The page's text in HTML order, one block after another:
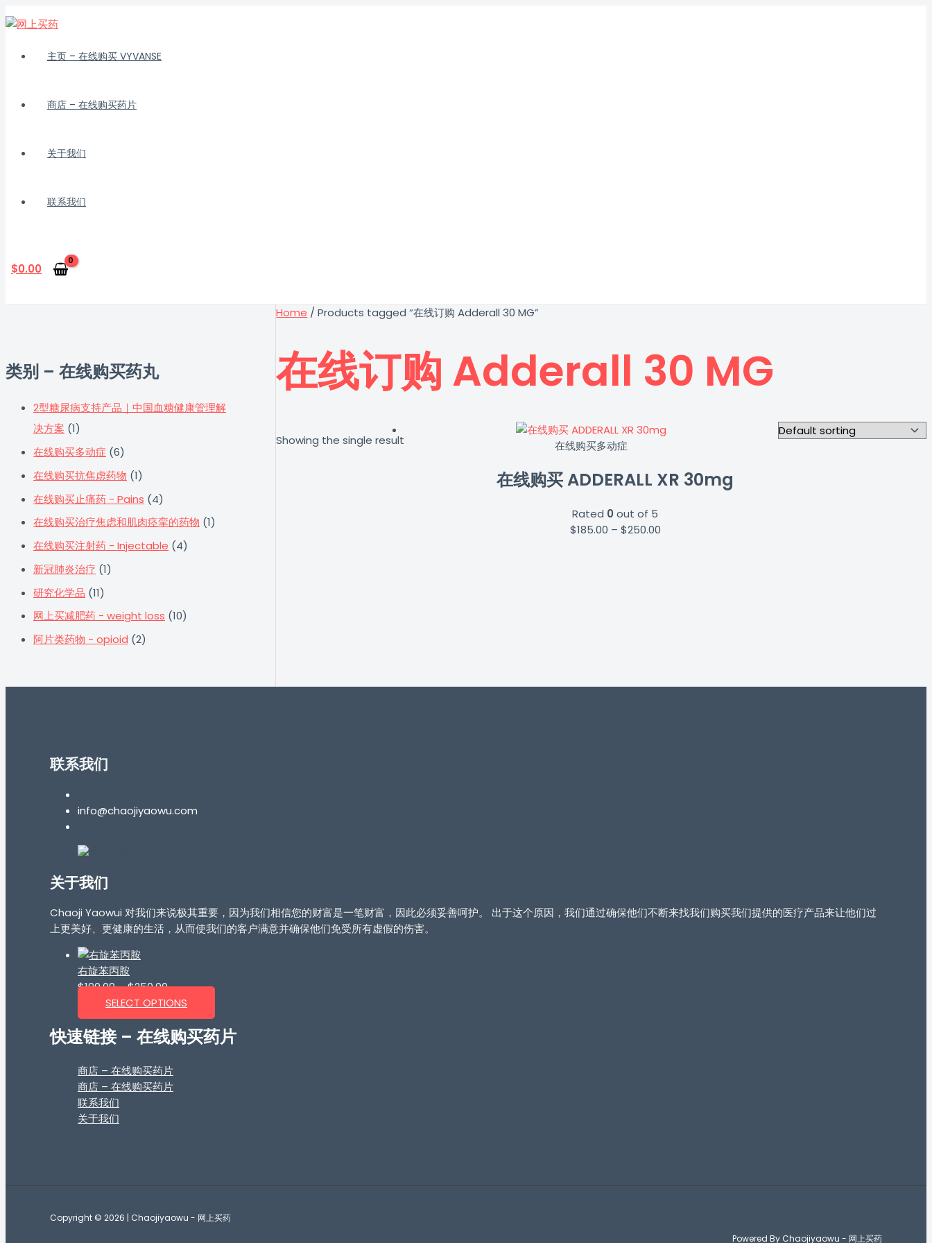
至
主页 – 在线购买 VYVANSE
商店 – 在线购买药片
关于我们
联系我们
$0.00
类别 – 在线购买药丸
2型糖尿病支持产品｜中国血糖健康管理解
决方案 (1)
在线购买多动症 (6)
在线购买抗焦虑药物 (1)
在线购买止痛药 - Pains (4)
在线购买治疗焦虑和肌肉痉挛的药物 (1)
在线购买注射药 - Injectable (4)
新冠肺炎治疗 (1)
研究化学品 (11)
网上买减肥药 - weight loss (10)
阿片类药物 - opioid (2)
Home / Products tagged “在线订购 Adderall 30 MG”
在线订购 Adderall 30 MG
Showing the single result 在线购买多动症
在线购买 ADDERALL XR 30mg
Rated 0 out of 5
$185.00 – $250.00
联系我们
info@chaojiyaowu.com
关于我们
Chaoji Yaowui 对我们来说极其重要，因为我们相信您的财富是一笔财富，因此必须妥善呵护。 出于这个原因，我们通过确保他们不断来找我们购买我们提供的医疗产品来让他们过
上更美好、更健康的生活，从而使我们的客户满意并确保他们免受所有虚假的伤害。
右旋苯丙胺
$190.00–$250.00
SELECT OPTIONS
快速链接 – 在线购买药片
商店 – 在线购买药片
商店 – 在线购买药片
联系我们
关于我们
Copyright © 2026 | Chaojiyaowu - 网上买药
Powered By Chaojiyaowu - 网上买药